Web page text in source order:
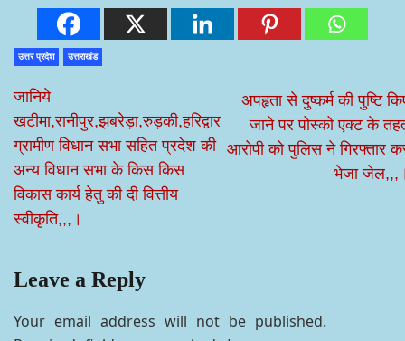
उत्तर प्रदेश उत्तराखंड
जानिये
खटीमा,रानीपुर,झबरेड़ा,रुड़की,हरिद्वार
ग्रामीण विधान सभा सहित प्रदेश की
अन्य विधान सभा के किस किस
विकास कार्य हेतु की दी वित्तीय
स्वीकृति,,,।
अपहृता से दुष्कर्म की पुष्टि
जाने पर पोस्को एक्ट के
आरोपी को पुलिस ने गिरफ्तार
भेजा
Leave a Reply
Your email address will not be published.